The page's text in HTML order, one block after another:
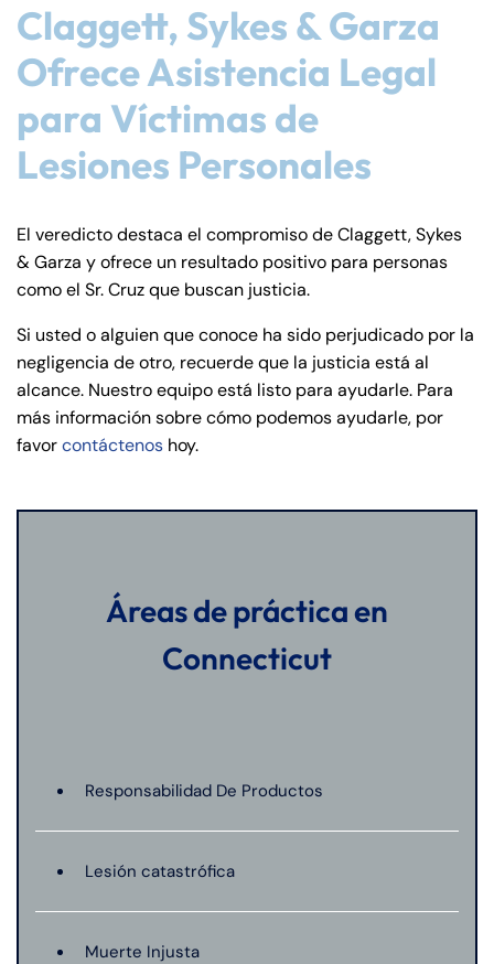
Claggett, Sykes & Garza
Ofrece Asistencia Legal
para Víctimas de
Lesiones Personales
El veredicto destaca el compromiso de Claggett, Sykes
& Garza y ofrece un resultado positivo para personas
como el Sr. Cruz que buscan justicia.
Si usted o alguien que conoce ha sido perjudicado por la
negligencia de otro, recuerde que la justicia está al
alcance. Nuestro equipo está listo para ayudarle. Para
más información sobre cómo podemos ayudarle, por
favorcontáctenos hoy.
Áreas de práctica en
Connecticut
Responsabilidad De Productos
Lesión catastrófica
Muerte Injusta